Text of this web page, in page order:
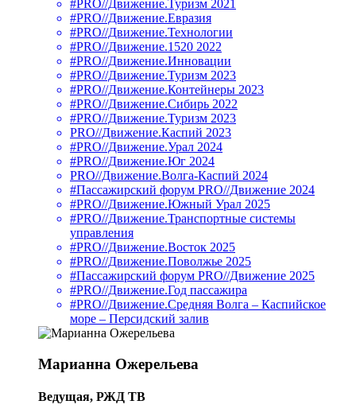
#PRO//Движение.Туризм 2021
#PRO//Движение.Евразия
#PRO//Движение.Технологии
#PRO//Движение.1520 2022
#PRO//Движение.Инновации
#PRO//Движение.Туризм 2023
#PRO//Движение.Контейнеры 2023
#PRO//Движение.Сибирь 2022
#PRO//Движение.Туризм 2023
PRO//Движение.Каспий 2023
#PRO//Движение.Урал 2024
#PRO//Движение.Юг 2024
PRO//Движение.Волга-Каспий 2024
#Пассажирский форум PRO//Движение 2024
#PRO//Движение.Южный Урал 2025
#PRO//Движение.Транспортные системы
управления
#PRO//Движение.Восток 2025
#PRO//Движение.Поволжье 2025
#Пассажирский форум PRO//Движение 2025
#PRO//Движение.Год пассажира
#PRO//Движение.Средняя Волга – Каспийское
море – Персидский залив
Марианна Ожерельева
Ведущая, РЖД ТВ